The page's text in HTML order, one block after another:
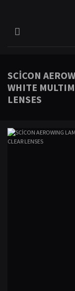
SCİCON
WHITE
LENSES